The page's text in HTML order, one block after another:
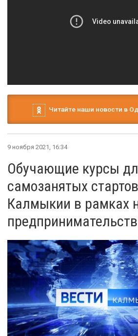
Читайте наши новости в
9 ноября 2021, 16:34
Обучающие курсы
самозанятых
Калмыкии в рамках